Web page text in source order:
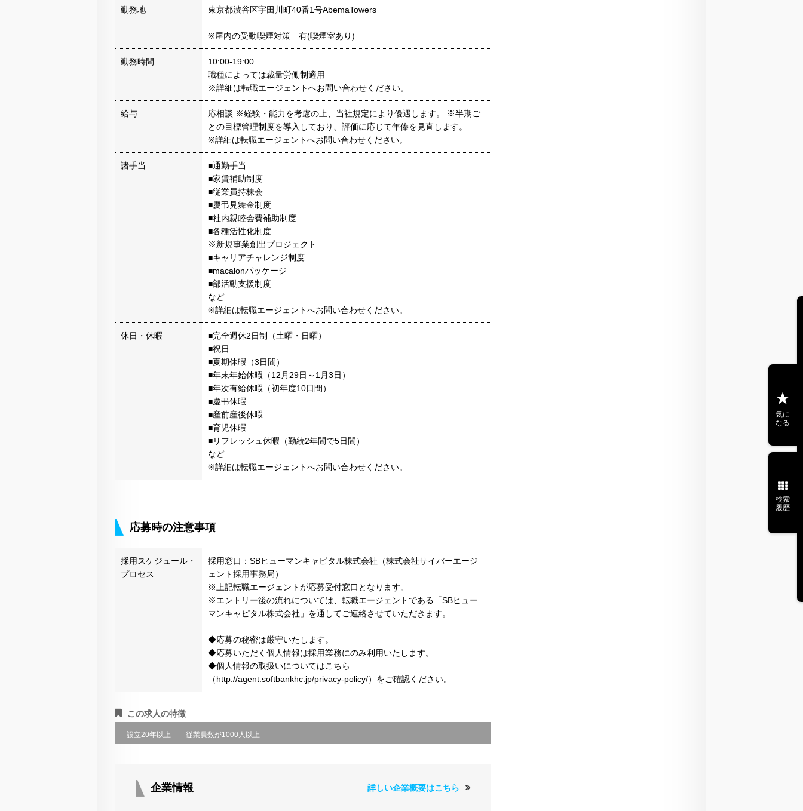
勤務地 東京都渋谷区宇田川町40番1号AbemaTowers
※屋内の受動喫煙対策 有(喫煙室あり)
勤務時間
10:00-19:00
職種によっては裁量労働制適用
※詳細は転職エージェントへお問い合わせください。
給与
応相談 ※経験・能力を考慮の上、当社規定により優遇します。 ※半期ご
との目標管理制度を導入しており、評価に応じて年俸を見直します。
※詳細は転職エージェントへお問い合わせください。
諸手当
■通勤手当
■家賃補助制度
■従業員持株会
■慶弔見舞金制度
■社内親睦会費補助制度
■各種活性化制度
※新規事業創出プロジェクト
■キャリアチャレンジ制度
■macalonパッケージ
■部活動支援制度
など
※詳細は転職エージェントへお問い合わせください。
休日・休暇
■完全週休2日制（土曜・日曜）
■祝日
■夏期休暇（3日間）
■年末年始休暇（12月29日～1月3日）
■年次有給休暇（初年度10日間）
■慶弔休暇
■産前産後休暇
■育児休暇
■リフレッシュ休暇（勤続2年間で5日間）
など
※詳細は転職エージェントへお問い合わせください。
応募時の注意事項
採用スケジュール・
プロセス
採用窓口：SBヒューマンキャピタル株式会社（株式会社サイバーエージ
ェント採用事務局）
※上記転職エージェントが応募受付窓口となります。
※エントリー後の流れについては、転職エージェントである「SBヒュー
マンキャピタル株式会社」を通してご連絡させていただきます。
◆応募の秘密は厳守いたします。
◆応募いただく個人情報は採用業務にのみ利用いたします。
◆個人情報の取扱いについてはこちら
（http://agent.softbankhc.jp/privacy-policy/）をご確認ください。
この求人の特徴
設立20年以上 従業員数が1000人以上
企業情報 詳しい企業概要はこちら
気に
なる
検索
履歴